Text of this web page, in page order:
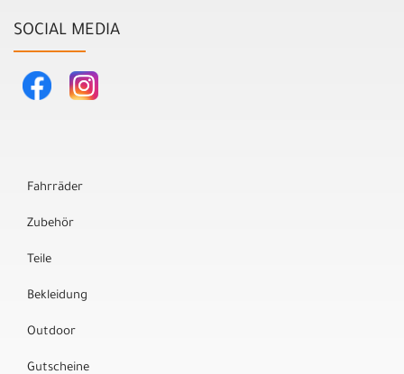
SOCIAL MEDIA
Fahrräder
Zubehör
Teile
Bekleidung
Outdoor
Gutscheine